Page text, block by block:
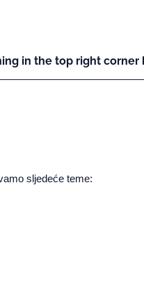
in the top right
sljedeće teme: